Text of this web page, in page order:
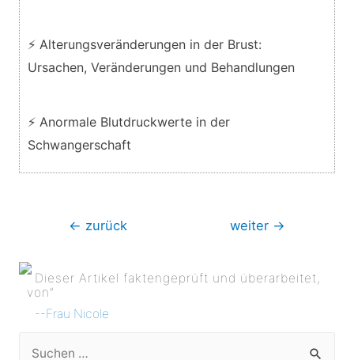
⚡ Alterungsveränderungen in der Brust:
Ursachen, Veränderungen und Behandlungen
⚡ Anormale Blutdruckwerte in der
Schwangerschaft
Beitragsnavigation
← zurück weiter →
Dieser Artikel faktengeprüft und überarbeitet,
von”
--Frau Nicole